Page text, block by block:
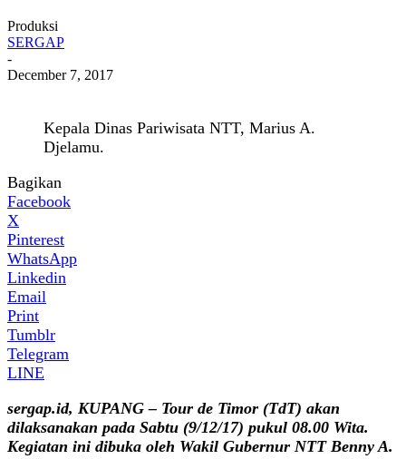
Produksi
SERGAP
-
December 7, 2017
Kepala Dinas Pariwisata NTT, Marius A.
Djelamu.
Bagikan
Facebook
X
Pinterest
WhatsApp
Linkedin
Email
Print
Tumblr
Telegram
LINE
sergap.id, KUPANG – Tour de Timor (TdT) akan
dilaksanakan pada Sabtu (9/12/17) pukul 08.00 Wita.
Kegiatan ini dibuka oleh Wakil Gubernur NTT Benny A.